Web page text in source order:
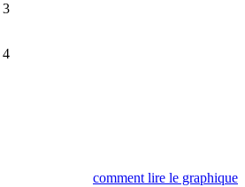
3
4
comment lire le graphique